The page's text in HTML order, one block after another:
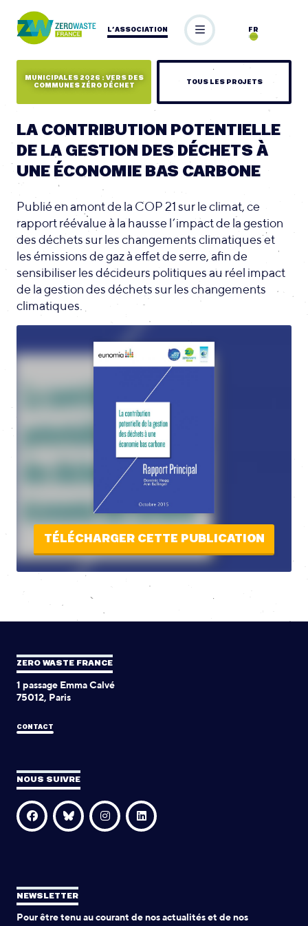
L’ASSOCIATION FR
MUNICIPALES 2026 : VERS DES
COMMUNES ZÉRO DÉCHET
TOUS LES PROJETS
LA CONTRIBUTION POTENTIELLE
DE LA GESTION DES DÉCHETS À
UNE ÉCONOMIE BAS CARBONE
Publié en amont de la COP 21 sur le climat, ce
rapport réévalue à la hausse l’impact de la gestion
des déchets sur les changements climatiques et
les émissions de gaz à effet de serre, afin de
sensibiliser les décideurs politiques au réel impact
de la gestion des déchets sur les changements
climatiques.
TÉLÉCHARGER CETTE PUBLICATION
ZERO WASTE FRANCE
1 passage Emma Calvé
75012, Paris
CONTACT
NOUS SUIVRE
NEWSLETTER
Pour être tenu au courant de nos actualités et de nos